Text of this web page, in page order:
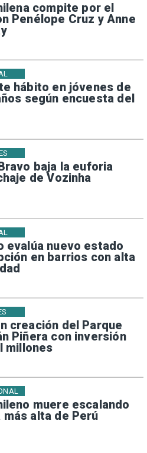
compite por el
Penélope Cruz y Anne
hábito en jóvenes de
según encuesta del
baja la euforia
de Vozinha
evalúa nuevo estado
en barrios con alta
creación del Parque
Piñera con inversión
millones
muere escalando
más alta de Perú